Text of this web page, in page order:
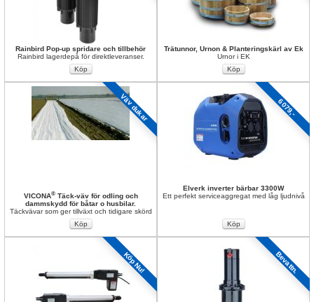
Rainbird Pop-up spridare och tillbehör
Rainbird lagerdepå för direktleveranser.
Trätunnor, Urnon & Planteringskärl av Ek
Urnor i EK
Väv dukar
VICONA®Täck-väv för odling och
dammskydd för båtar o husbilar.
Täckvävar som ger tillväxt och tidigare skörd
6079,-
Elverk inverter bärbar 3300W
Ett perfekt serviceaggregat med låg ljudnivå
Köp Nu! Bevattn.